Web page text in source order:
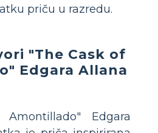
priču u razredu.
"The Cask of
Edgara Allana
Edgara